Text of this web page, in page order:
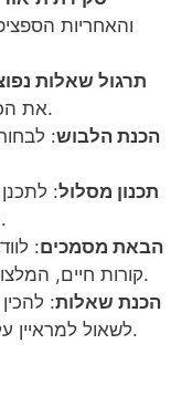
והאחריות
תרגול שאלות
את הכישורים והניסיון הרלוונטי שלך.
הכנת הלבוש:
תכנון מסלול:
ההובלה כדי להבטיח ציוני זמן.
הבאת מסמכים:
קורות חיים, המלצות ומסמכים רלוונטיים נוספים.
הכנת שאלות:
לשאול למראיין על התפקיד ועל תרבות החברה.